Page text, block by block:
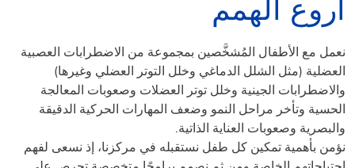
أروع الهمم
نعمل مع الأطفال المُشخَّصين بمجموعة من الاضطرابات العصبية
العضلية (مثل الشلل الدماغي وخلل التوتر العضلي وغيرها)
والاضطرابات الجينية وخلل توتر العضلات وصعوبات المعالجة
الحسية وتأخر مراحل النمو وضعف المهارات الحركية الدقيقة
والبصرية وصعوبات العناية الذاتية.
نؤمن بأهمية تمكين كل طفل نستقبله في مركزنا، إذ نسعى لفهم